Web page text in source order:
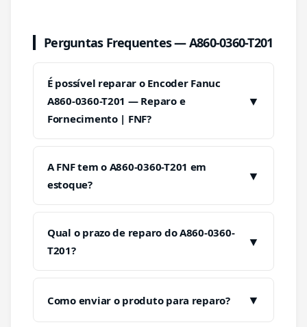
Perguntas Frequentes — A860-0360-T201
É possível reparar o Encoder Fanuc
A860-0360-T201 — Reparo e
Fornecimento | FNF?
▼
A FNF tem o A860-0360-T201 em
estoque?
▼
Qual o prazo de reparo do A860-0360-
T201?
▼
Como enviar o produto para reparo? ▼